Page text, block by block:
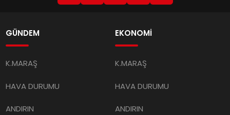
GÜNDEM
K.MARAŞ
HAVA DURUMU
ANDIRIN
EKONOMİ
K.MARAŞ
HAVA DURUMU
ANDIRIN